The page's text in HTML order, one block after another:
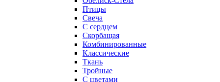
Птицы
Свеча
С сердцем
Скорбащая
Комбинированные
Классические
Ткань
Тройные
С цветами